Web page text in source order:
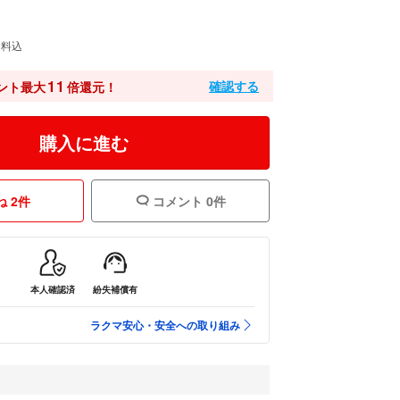
込
ト最大11 倍還元！ 確認する
購入に進む
2件 コメント 0件
本人確認済 紛失補償有
ラクマ安心・安全への取り組み